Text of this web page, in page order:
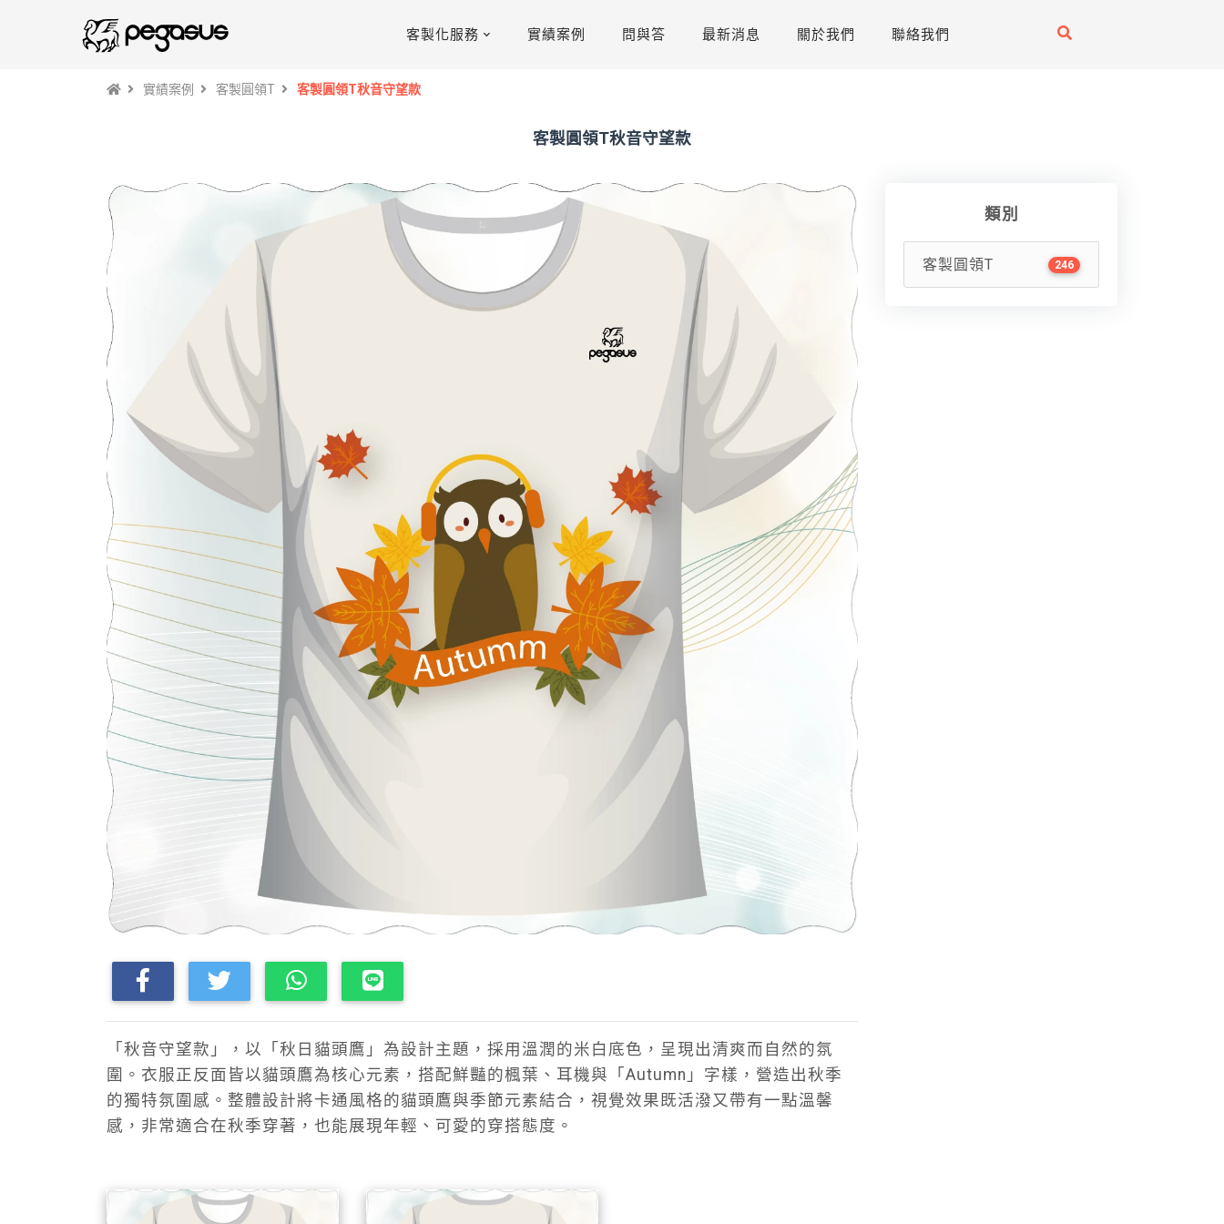
客製化服務 實績案例 問與答 最新消息 關於我們 聯絡我們
實績案例 客製圓領T 客製圓領T秋音守望款
客製圓領T秋音守望款
「秋音守望款」，以「秋日貓頭鷹」為設計主題，採用溫潤的米白底色，呈現出清爽而自然的氛
圍。衣服正反面皆以貓頭鷹為核心元素，搭配鮮豔的楓葉、耳機與「Autumn」字樣，營造出秋季
的獨特氛圍感。整體設計將卡通風格的貓頭鷹與季節元素結合，視覺效果既活潑又帶有一點溫馨
感，非常適合在秋季穿著，也能展現年輕、可愛的穿搭態度。
類別
客製圓領T 246